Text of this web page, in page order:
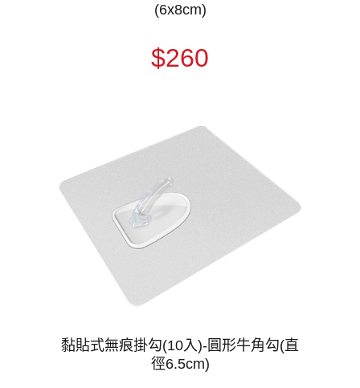
(6x8cm)
$260
黏貼式無痕掛勾(10入)-圓形牛角勾(直
徑6.5cm)